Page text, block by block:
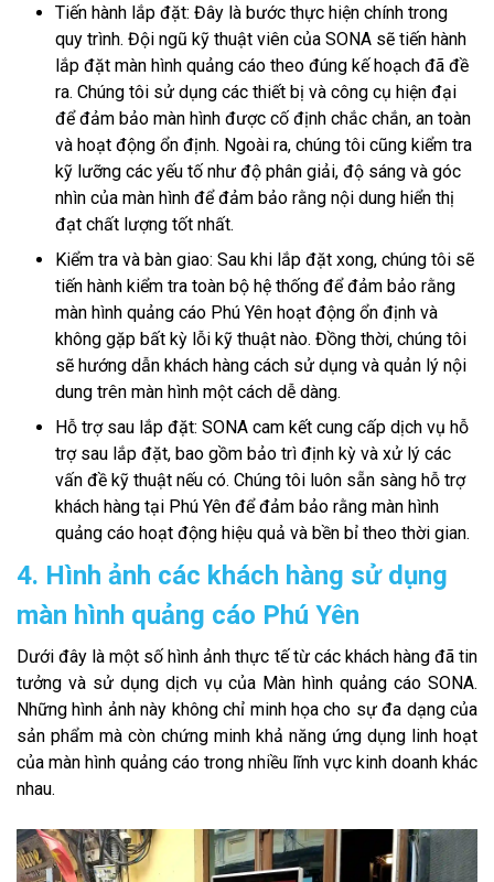
Tiến hành lắp đặt: Đây là bước thực hiện chính trong
quy trình. Đội ngũ kỹ thuật viên của SONA sẽ tiến hành
lắp đặt màn hình quảng cáo theo đúng kế hoạch đã đề
ra. Chúng tôi sử dụng các thiết bị và công cụ hiện đại
để đảm bảo màn hình được cố định chắc chắn, an toàn
và hoạt động ổn định. Ngoài ra, chúng tôi cũng kiểm tra
kỹ lưỡng các yếu tố như độ phân giải, độ sáng và góc
nhìn của màn hình để đảm bảo rằng nội dung hiển thị
đạt chất lượng tốt nhất.
Kiểm tra và bàn giao: Sau khi lắp đặt xong, chúng tôi sẽ
tiến hành kiểm tra toàn bộ hệ thống để đảm bảo rằng
màn hình quảng cáo Phú Yên hoạt động ổn định và
không gặp bất kỳ lỗi kỹ thuật nào. Đồng thời, chúng tôi
sẽ hướng dẫn khách hàng cách sử dụng và quản lý nội
dung trên màn hình một cách dễ dàng.
Hỗ trợ sau lắp đặt: SONA cam kết cung cấp dịch vụ hỗ
trợ sau lắp đặt, bao gồm bảo trì định kỳ và xử lý các
vấn đề kỹ thuật nếu có. Chúng tôi luôn sẵn sàng hỗ trợ
khách hàng tại Phú Yên để đảm bảo rằng màn hình
quảng cáo hoạt động hiệu quả và bền bỉ theo thời gian.
4. Hình ảnh các khách hàng sử dụng
màn hình quảng cáo Phú Yên
Dưới đây là một số hình ảnh thực tế từ các khách hàng đã tin
tưởng và sử dụng dịch vụ của Màn hình quảng cáo SONA.
Những hình ảnh này không chỉ minh họa cho sự đa dạng của
sản phẩm mà còn chứng minh khả năng ứng dụng linh hoạt
của màn hình quảng cáo trong nhiều lĩnh vực kinh doanh khác
nhau.